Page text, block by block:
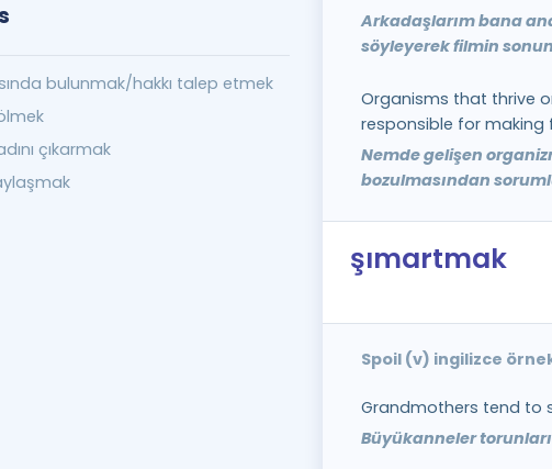
bulunmak/hakkı talep etmek
çıkarmak
Arkadaşlarım bana
söyleyerek filmin
Organisms that thrive
responsible for making
Nemde gelişen
bozulmasından
şımartmak
Spoil (v) ingilizce
Grandmothers tend to
Büyükanneler